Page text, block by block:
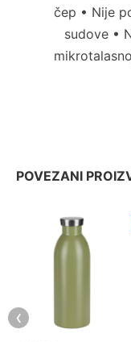
čep • Nije
sudove •
POVEZANI
‹